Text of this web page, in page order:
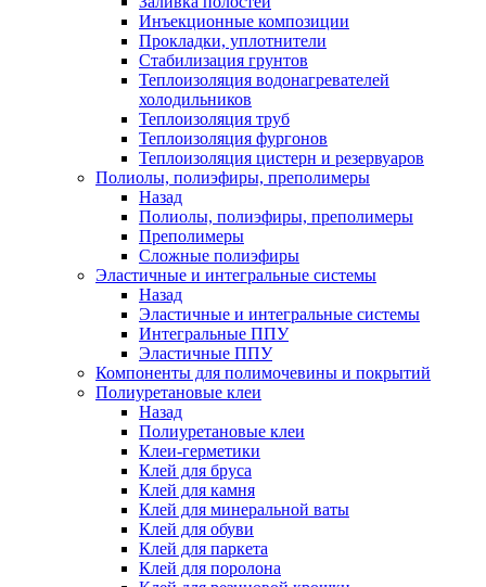
Инъекционные композиции
Прокладки, уплотнители
Стабилизация грунтов
Теплоизоляция водонагревателей
холодильников
Теплоизоляция труб
Теплоизоляция фургонов
Теплоизоляция цистерн и резервуаров
Полиолы, полиэфиры, преполимеры
Назад
Полиолы, полиэфиры, преполимеры
Преполимеры
Сложные полиэфиры
Эластичные и интегральные системы
Назад
Эластичные и интегральные системы
Интегральные ППУ
Эластичные ППУ
Компоненты для полимочевины и покрытий
Полиуретановые клеи
Назад
Полиуретановые клеи
Клеи-герметики
Клей для бруса
Клей для камня
Клей для минеральной ваты
Клей для обуви
Клей для паркета
Клей для поролона